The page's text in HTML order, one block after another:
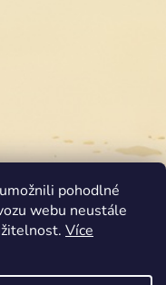
pohodlné
webu neustále
Více